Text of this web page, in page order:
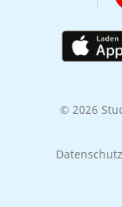
© 2026
Datenschutz